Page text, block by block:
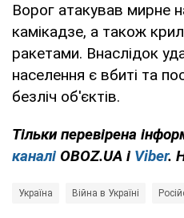
Ворог атакував мирне
камікадзе, а також
ракетами. Внаслідок
населення є вбиті та
безліч об'єктів.
Тількиперевірена
каналі OBOZ.UA і Viber.
Україна Війна в Україні